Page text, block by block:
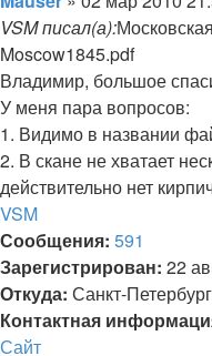
VSM писал(а):
Moscow1845.pdf
Владимир, большое
У меня пара вопросов:
1. Видимо в названии
2. В скане не хватает
действительно нет
Вернуться
к
началу
VSM
Сообщения: 591
Зарегистрирован: 22
Откуда: Санкт-Петербург
Контактная
Контактная
Сайт